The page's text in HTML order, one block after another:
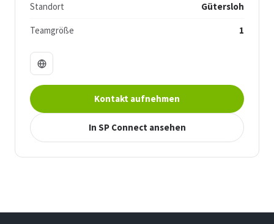
Standort Gütersloh
Teamgröße 1
Kontakt aufnehmen
In SP Connect ansehen